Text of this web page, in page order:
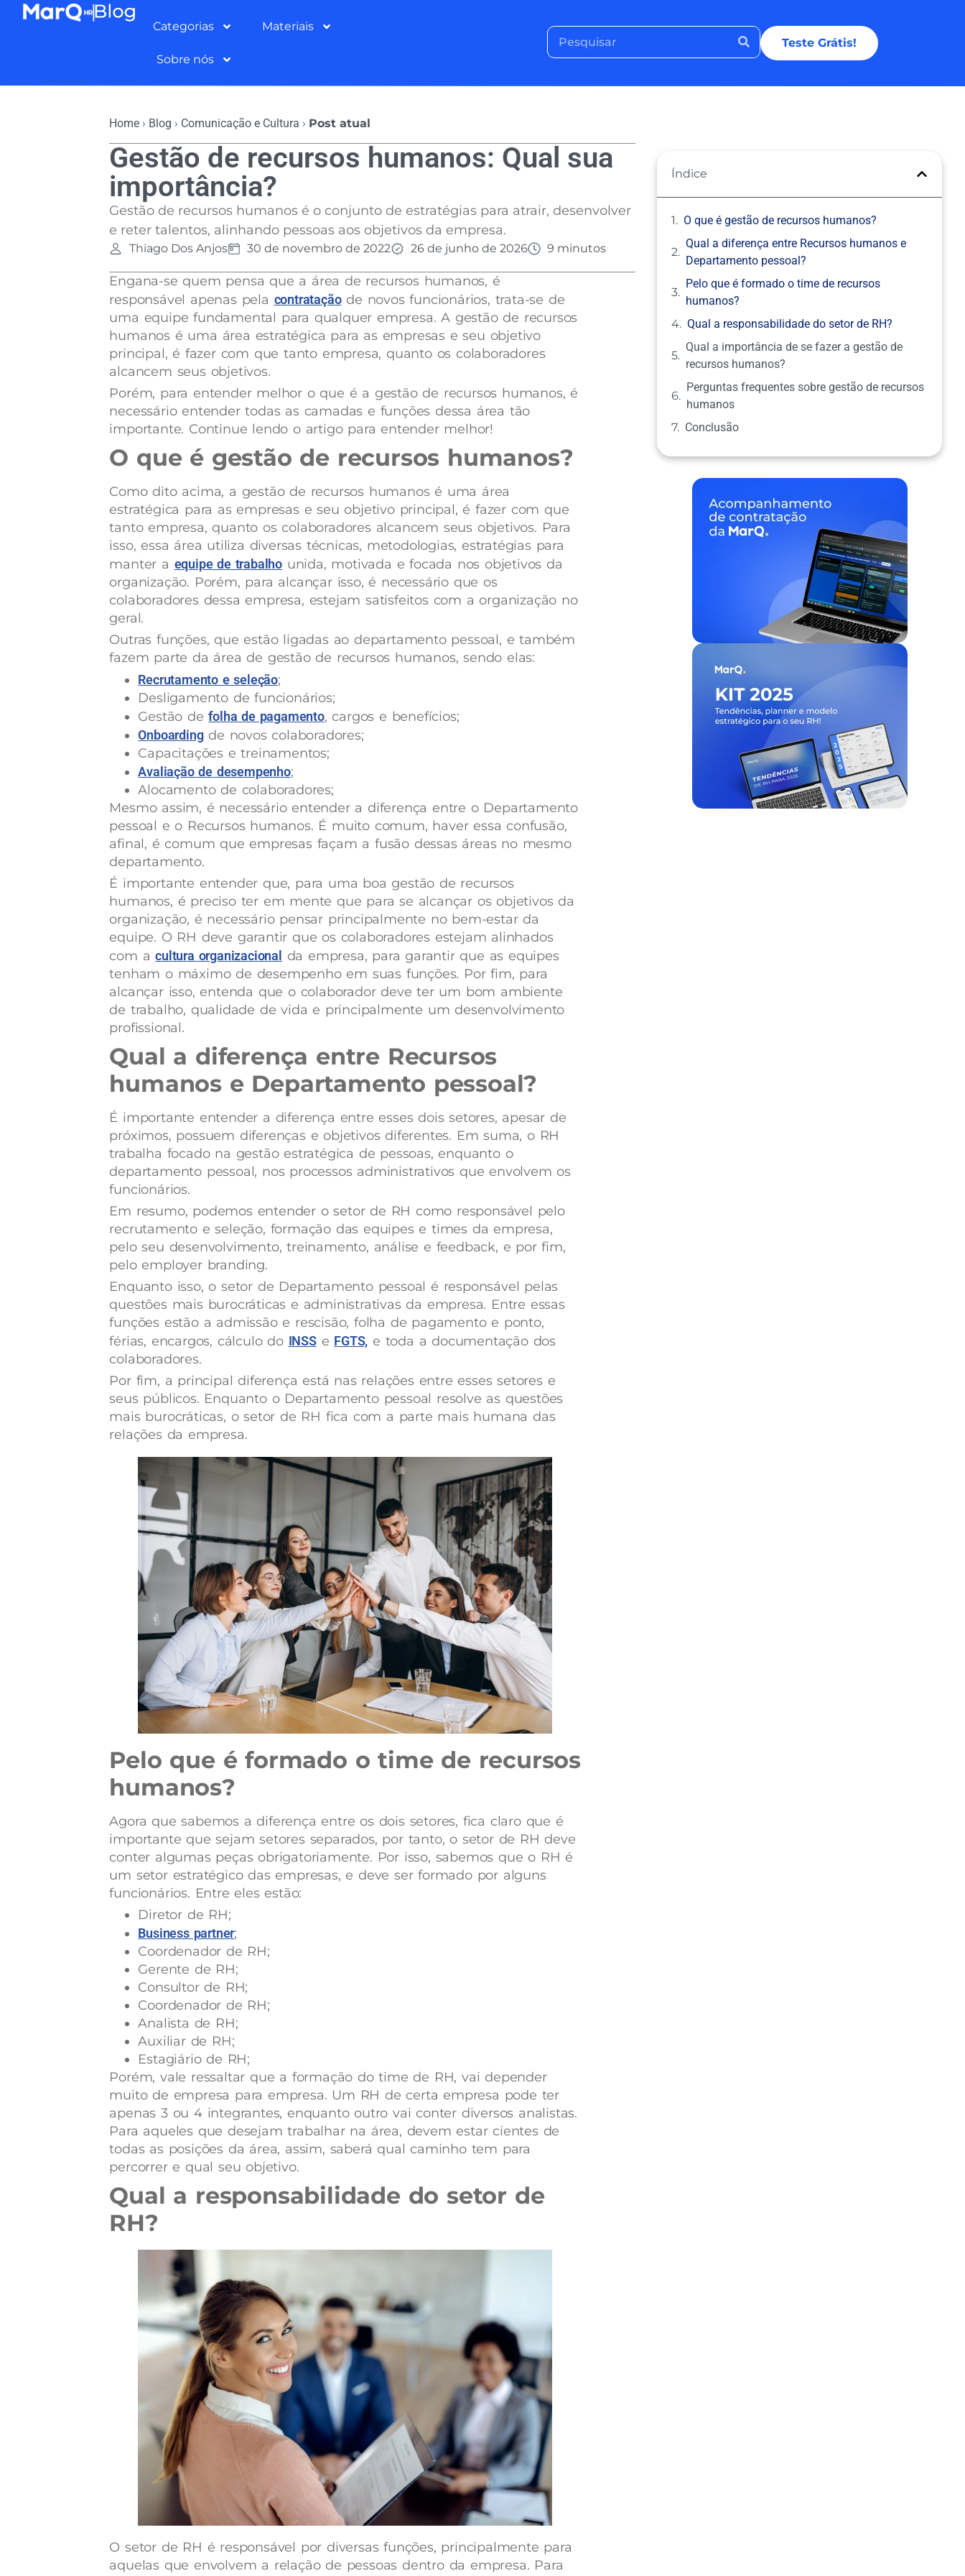
Categorias Materiais
Sobre nós
Teste Grátis!
Índice
O que é gestão de recursos humanos?
Qual a diferença entre Recursos humanos e
Departamento pessoal?
Pelo que é formado o time de recursos
humanos?
Qual a responsabilidade do setor de RH?
Qual a importância de se fazer a gestão de
recursos humanos?
Perguntas frequentes sobre gestão de recursos
humanos
Conclusão
Home › Blog › Comunicação e Cultura › Post atual
Gestão de recursos humanos: Qual sua
importância?
Gestão de recursos humanos é o conjunto de estratégias para atrair, desenvolver
e reter talentos, alinhando pessoas aos objetivos da empresa.
Thiago Dos Anjos 30 de novembro de 2022 26 de junho de 2026 9 minutos
Engana-se quem pensa que a área de recursos humanos, é
responsável apenas pela contrataçãode novos funcionários, trata-se de
uma equipe fundamental para qualquer empresa. A gestão de recursos
humanos é uma área estratégica para as empresas e seu objetivo
principal, é fazer com que tanto empresa, quanto os colaboradores
alcancem seus objetivos.
Porém, para entender melhor o que é a gestão de recursos humanos, é
necessário entender todas as camadas e funções dessa área tão
importante. Continue lendo o artigo para entender melhor!
O que é gestão de recursos humanos?
Como dito acima, a gestão de recursos humanos é uma área
estratégica para as empresas e seu objetivo principal, é fazer com que
tanto empresa, quanto os colaboradores alcancem seus objetivos. Para
isso, essa área utiliza diversas técnicas, metodologias, estratégias para
manter a equipe de trabalhounida, motivada e focada nos objetivos da
organização. Porém, para alcançar isso, é necessário que os
colaboradores dessa empresa, estejam satisfeitos com a organização no
geral.
Outras funções, que estão ligadas ao departamento pessoal, e também
fazem parte da área de gestão de recursos humanos, sendo elas:
Recrutamento e seleção;
Desligamento de funcionários;
Gestão defolha de pagamento, cargos e benefícios;
Onboardingde novos colaboradores;
Capacitações e treinamentos;
Avaliação de desempenho;
Alocamento de colaboradores;
Mesmo assim, é necessário entender a diferença entre o Departamento
pessoal e o Recursos humanos. É muito comum, haver essa confusão,
afinal, é comum que empresas façam a fusão dessas áreas no mesmo
departamento.
É importante entender que, para uma boa gestão de recursos
humanos, é preciso ter em mente que para se alcançar os objetivos da
organização, é necessário pensar principalmente no bem-estar da
equipe. O RH deve garantir que os colaboradores estejam alinhados
com acultura organizacional
da empresa, para garantir que as equipes
tenham o máximo de desempenho em suas funções. Por fim, para
alcançar isso, entenda que o colaborador deve ter um bom ambiente
de trabalho, qualidade de vida e principalmente um desenvolvimento
profissional.
Qual a diferença entre Recursos
humanos e Departamento pessoal?
É importante entender a diferença entre esses dois setores, apesar de
próximos, possuem diferenças e objetivos diferentes. Em suma, o RH
trabalha focado na gestão estratégica de pessoas, enquanto o
departamento pessoal, nos processos administrativos que envolvem os
funcionários.
Em resumo, podemos entender o setor de RH como responsável pelo
recrutamento e seleção, formação das equipes e times da empresa,
pelo seu desenvolvimento, treinamento, análise e feedback, e por fim,
pelo employer branding.
Enquanto isso, o setor de Departamento pessoal é responsável pelas
questões mais burocráticas e administrativas da empresa. Entre essas
funções estão a admissão e rescisão, folha de pagamento e ponto,
férias, encargos, cálculo do INSSe FGTS, e toda a documentação dos
colaboradores.
Por fim, a principal diferença está nas relações entre esses setores e
seus públicos. Enquanto o Departamento pessoal resolve as questões
mais burocráticas, o setor de RH fica com a parte mais humana das
relações da empresa.
Pelo que é formado o time de recursos
humanos?
Agora que sabemos a diferença entre os dois setores, fica claro que é
importante que sejam setores separados, por tanto, o setor de RH deve
conter algumas peças obrigatoriamente. Por isso, sabemos que o RH é
um setor estratégico das empresas, e deve ser formado por alguns
funcionários. Entre eles estão:
Diretor de RH;
Business partner;
Coordenador de RH;
Gerente de RH;
Consultor de RH;
Coordenador de RH;
Analista de RH;
Auxiliar de RH;
Estagiário de RH;
Porém, vale ressaltar que a formação do time de RH, vai depender
muito de empresa para empresa. Um RH de certa empresa pode ter
apenas 3 ou 4 integrantes, enquanto outro vai conter diversos analistas.
Para aqueles que desejam trabalhar na área, devem estar cientes de
todas as posições da área, assim, saberá qual caminho tem para
percorrer e qual seu objetivo.
Qual a responsabilidade do setor de
RH?
O setor de RH é responsável por diversas funções, principalmente para
aquelas que envolvem a relação de pessoas dentro da empresa. Para